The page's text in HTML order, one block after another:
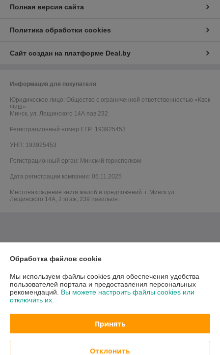
Полная версия сайта
Политика обработки cookies
Сайт создан на платформе Deal.by
Информация для покупателя
Юридическое лицо: Общество с ограниченной ответственностью «Квок
Фиш»
Минск, ул. Лещинского 14А пав.232
Регистрационный номер ЕГР: 193925453
УНП: 193925453
Регистрационный орган: Минский горисполком
Дата регистрации компании: 05.11.2025
Местонахождение книги жалоб и предложений: г. Минск ул.
Лещинского 14А, 2 этаж, 239 павильон.
Обработка файлов cookie
Мы используем файлы cookies для обеспечения удобства
пользователей портала и предоставления персональных
рекомендаций. Вы можете настроить файлы cookies или
отключить их.
Принять
Отклонить